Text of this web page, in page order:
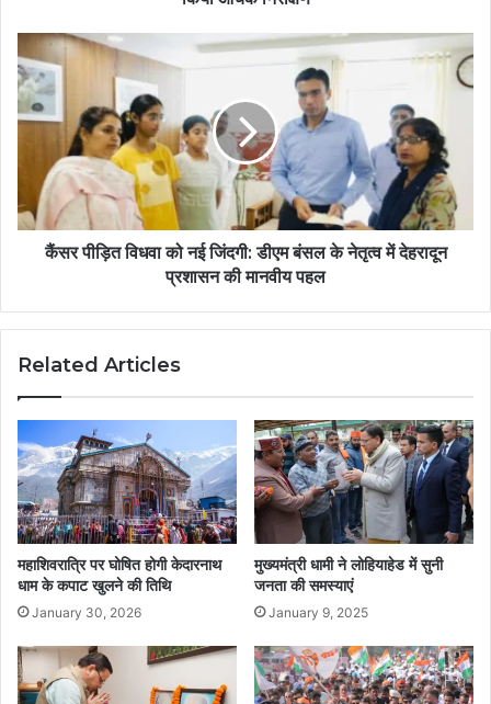
कैंसर पीड़ित विधवा को नई जिंदगी: डीएम बंसल के नेतृत्व में देहरादून
प्रशासन की मानवीय पहल
Related Articles
महाशिवरात्रि पर घोषित होगी केदारनाथ
धाम के कपाट खुलने की तिथि
January 30, 2026
मुख्यमंत्री धामी ने लोहियाहेड में सुनी
जनता की समस्याएं
January 9, 2025